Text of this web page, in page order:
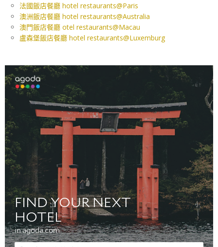
法國飯店餐廳 hotel restaurants@Paris
澳洲飯店餐廳 hotel restaurants@Australia
澳門飯店餐廳 otel restaurants@Macau
盧森堡飯店餐廳 hotel restaurants@Luxemburg